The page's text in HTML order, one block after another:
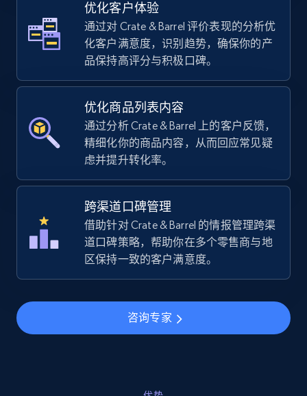
TikTok Shop
URL, Title, Available, Description, Currency, Initial
price, Final price, Discount percent, and more.
TikTok Shop - category
URL, Title, Available, Description, Currency, Initial
668+ 立即开始
TikTok Shop - Collect TikTok shop products
by keywords search
URL, Title, Available, Description, Currency, Initial
优化客户体验
通过对 Crate & Barrel 评价表现的分析优
化客户满意度，识别趋势，确保你的产
品保持高评分与积极口碑。
优化商品列表内容
通过分析 Crate & Barrel 上的客户反馈，
精细化你的商品内容，从而回应常见疑
虑并提升转化率。
跨渠道口碑管理
借助针对 Crate & Barrel 的情报管理跨渠
道口碑策略，帮助你在多个零售商与地
区保持一致的客户满意度。
咨询专家